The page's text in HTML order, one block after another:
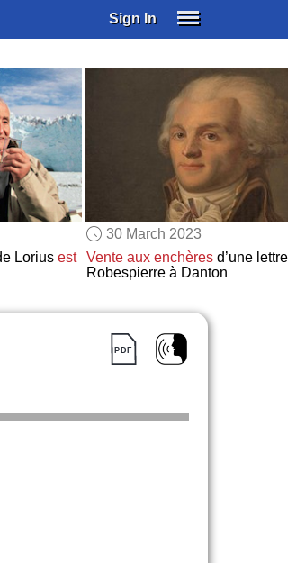
Sign In
GIFT
OTHER
ABOUT US
ALEXA
Lorius est
30 March 2023
Vente aux enchèresd’une
Robespierre à Danton